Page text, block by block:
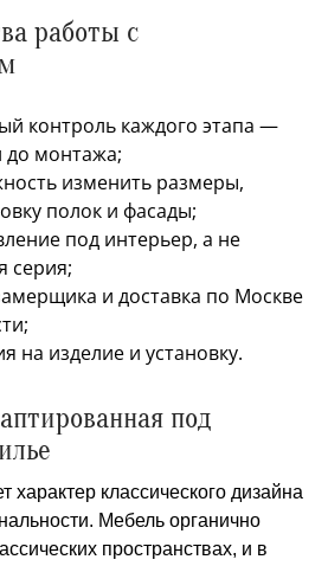
работы с
контроль каждого этапа —
до монтажа;
изменить размеры,
полок и фасады;
под интерьер, а не
серия;
и доставка по Москве
на изделие и установку.
под
характер классического дизайна
Мебель органично
пространствах, и в